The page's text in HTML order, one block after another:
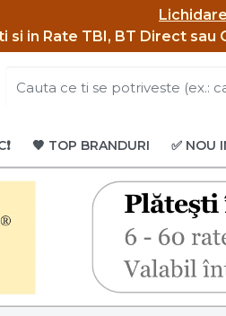
si in Rate TBI, BT Direct sau
🤎 TOP BRANDURI ✅ NOU